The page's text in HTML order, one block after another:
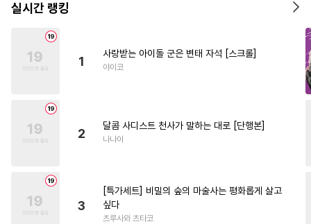
실시간 랭킹
1
사랑받는 아이돌 군은 변태 자석 [스크롤]
야이코
2
달콤 사디스트 천사가 말하는 대로 [단행본]
나나이
3
[특가세트] 비밀의 숲의 마술사는 평화롭게 살고
싶다
츠루사와 츠타코